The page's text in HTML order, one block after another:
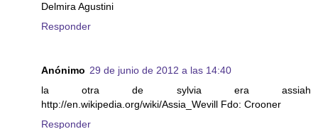
Delmira Agustini
Responder
Anónimo 29 de junio de 2012 a las 14:40
la otra de sylvia era assiah
http://en.wikipedia.org/wiki/Assia_Wevill Fdo: Crooner
Responder